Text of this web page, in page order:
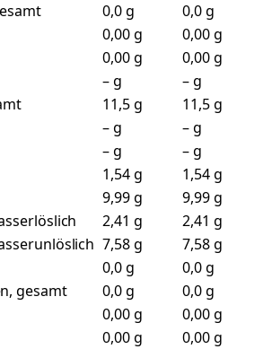
0,0 g
0,0 g
0,00 g
0,00 g
0,00 g
0,00 g
– g
– g
11,5 g
11,5 g
– g
– g
– g
– g
1,54 g
1,54 g
9,99 g
9,99 g
2,41 g
2,41 g
7,58 g
7,58 g
0,0 g
0,0 g
gesamt
0,0 g
0,0 g
0,00 g
0,00 g
0,00 g
0,00 g